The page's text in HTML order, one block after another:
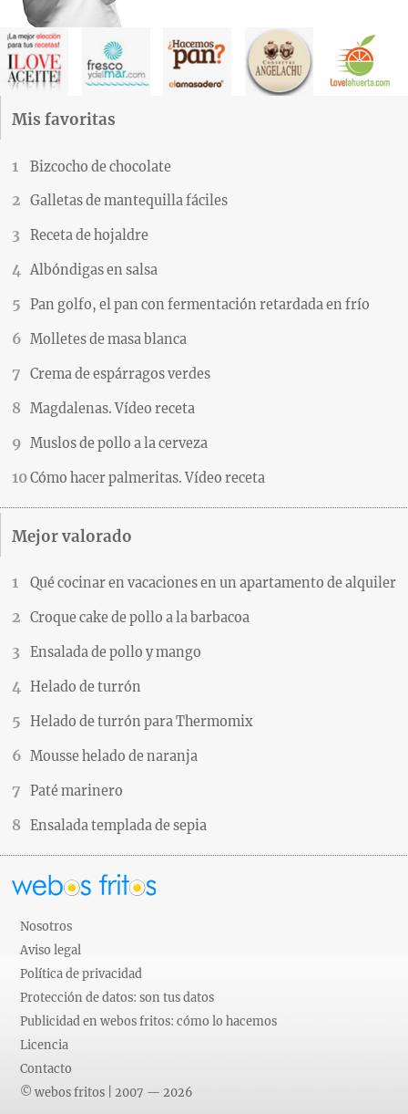
Mis favoritas
Bizcocho de chocolate
Galletas de mantequilla fáciles
Receta de hojaldre
Albóndigas en salsa
Pan golfo, el pan con fermentación retardada en frío
Molletes de masa blanca
Crema de espárragos verdes
Magdalenas. Vídeo receta
Muslos de pollo a la cerveza
Cómo hacer palmeritas. Vídeo receta
Mejor valorado
Qué cocinar en vacaciones en un apartamento de alquiler
Croque cake de pollo a la barbacoa
Ensalada de pollo y mango
Helado de turrón
Helado de turrón para Thermomix
Mousse helado de naranja
Paté marinero
Ensalada templada de sepia
Nosotros
Aviso legal
Política de privacidad
Protección de datos: son tus datos
Publicidad en webos fritos: cómo lo hacemos
Licencia
Contacto
© webos fritos | 2007 — 2026